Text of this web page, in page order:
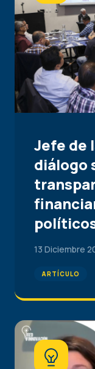
Jefe de
diálogo
13 Diciembre
ARTÍCULO